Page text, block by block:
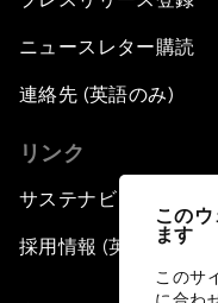
この
ます
このサ
ニュースレター購読
連絡先 (英語のみ)
リンク
サステナビリティへの
採用情報 (英語のみ)